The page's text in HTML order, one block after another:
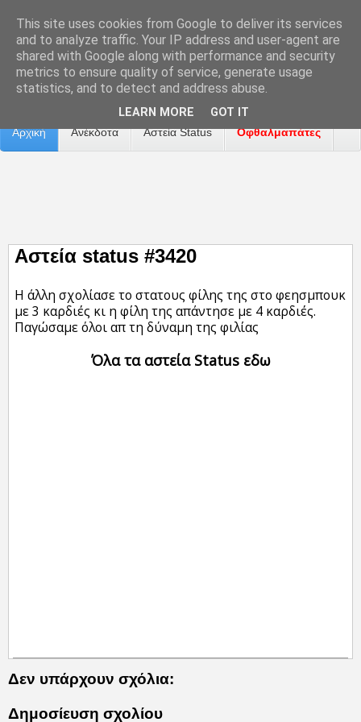
Επικοινωνία Διαφήμιση Αναφορά Προβλήματος
Αρχική Ανέκδοτα Αστεία Status Οφθαλμαπάτες
Αστεία status #3420
Η άλλη σχολίασε το στατους φίλης της στο φεησμπουκ
με 3 καρδιές κι η φίλη της απάντησε με 4 καρδιές.
Παγώσαμε όλοι απ τη δύναμη της φιλίας
Όλα τα αστεία Status εδω
Δεν υπάρχουν σχόλια:
Δημοσίευση σχολίου
This site uses cookies from Google to deliver its services
and to analyze traffic. Your IP address and user-agent are
shared with Google along with performance and security
metrics to ensure quality of service, generate usage
statistics, and to detect and address abuse.
LEARN MORE GOT IT